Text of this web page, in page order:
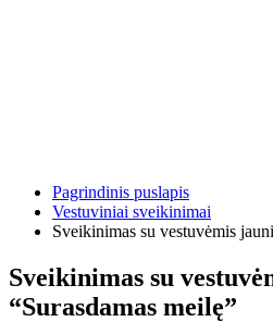
Pagrindinis puslapis
Vestuviniai sveikinimai
Sveikinimas su vestuvėmis
Sveikinimas su
“Surasdamas meilę”